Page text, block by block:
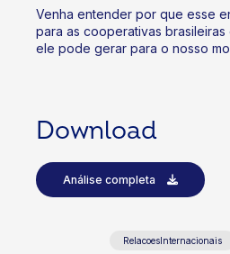
Venha entender por que esse
para as cooperativas
ele pode gerar para o nosso
Download
Análise completa
RelacoesInternacionais